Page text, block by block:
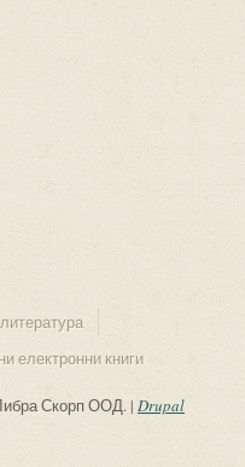
електронни книги
Скорп ООД. | Drupal